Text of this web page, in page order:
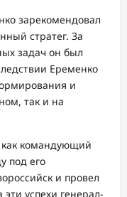
зарекомендовал
стратег. За
задач он был
Еременко
и
так и на
командующий
под его
и провел
успехи генерал-